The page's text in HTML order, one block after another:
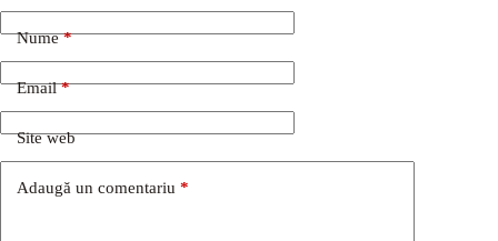
Nume*
Email*
Site web
Adaugă un comentariu *